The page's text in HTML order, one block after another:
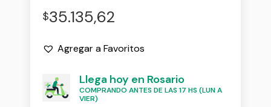
$35.135,62
Agregar a Favoritos
Llega hoy en Rosario
COMPRANDO ANTES DE LAS 17 HS (LUN A
VIER)